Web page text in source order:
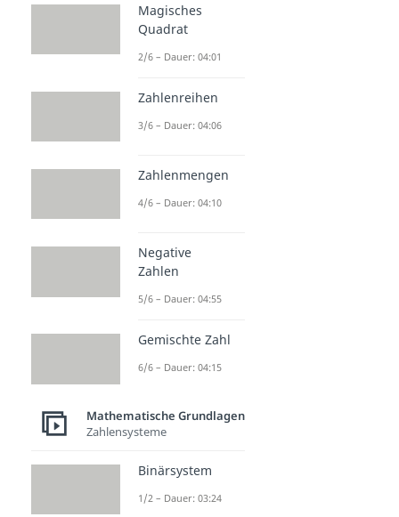
Magisches
Quadrat
2/6 – Dauer: 04:01
Zahlenreihen
3/6 – Dauer: 04:06
Zahlenmengen
4/6 – Dauer: 04:10
Negative
Zahlen
5/6 – Dauer: 04:55
Gemischte Zahl
6/6 – Dauer: 04:15
Mathematische Grundlagen
Zahlensysteme
Binärsystem
1/2 – Dauer: 03:24